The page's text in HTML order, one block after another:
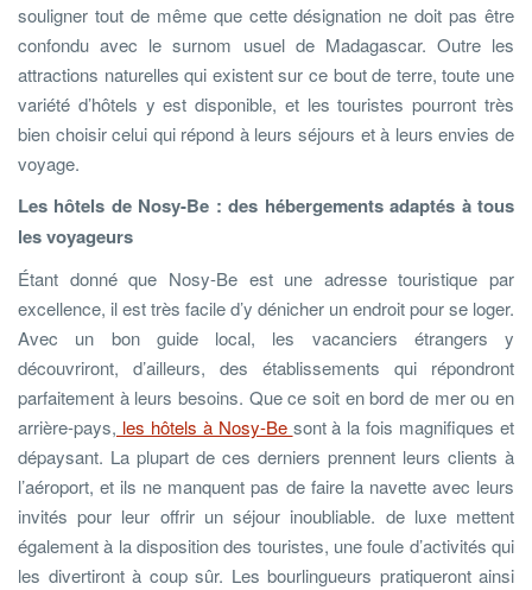
souligner tout de même que cette désignation ne doit pas être
confondu avec le surnom usuel de Madagascar. Outre les
attractions naturelles qui existent sur ce bout de terre, toute une
variété d’hôtels y est disponible, et les touristes pourront très
bien choisir celui qui répond à leurs séjours et à leurs envies de
voyage.
Les hôtels de Nosy-Be : des hébergements adaptés à tous
les voyageurs
Étant donné que Nosy-Be est une adresse touristique par
excellence, il est très facile d’y dénicher un endroit pour se loger.
Avec un bon guide local, les vacanciers étrangers y
découvriront, d’ailleurs, des établissements qui répondront
parfaitement à leurs besoins. Que ce soit en bord de mer ou en
arrière-pays, les hôtels à Nosy-Be sont à la fois magnifiques et
dépaysant. La plupart de ces derniers prennent leurs clients à
l’aéroport, et ils ne manquent pas de faire la navette avec leurs
invités pour leur offrir un séjour inoubliable. de luxe mettent
également à la disposition des touristes, une foule d’activités qui
les divertiront à coup sûr. Les bourlingueurs pratiqueront ainsi